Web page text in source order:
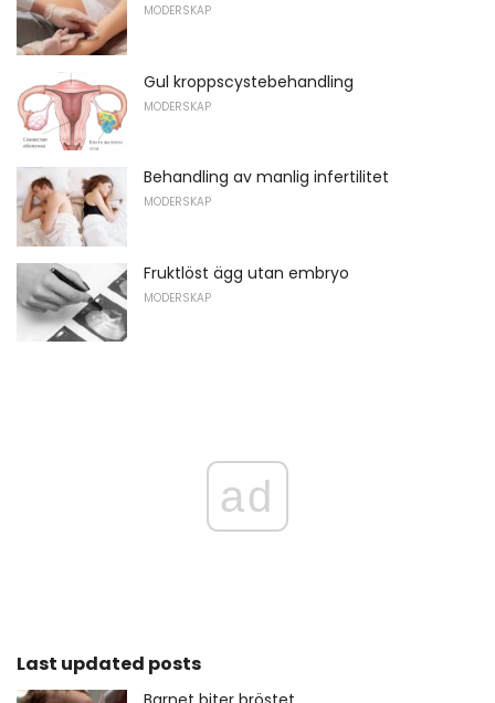
MODERSKAP
Gul kroppscystebehandling
MODERSKAP
Behandling av manlig infertilitet
MODERSKAP
Fruktlöst ägg utan embryo
MODERSKAP
ad
Last updated posts